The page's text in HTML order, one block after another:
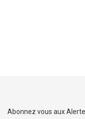
Abonnez vous aux